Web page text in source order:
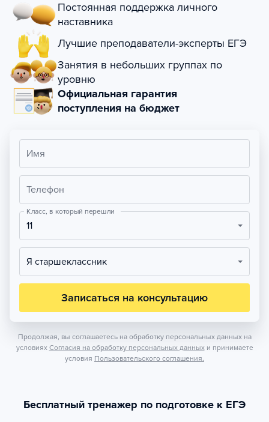
Постоянная поддержка личного
наставника
Лучшие преподаватели-эксперты ЕГЭ
Занятия в небольших группах по
уровню
Официальная гарантия
поступления на бюджет
Имя
Телефон
Класс, в который перешли
11
Я старшеклассник
Записаться на консультацию
Продолжая, вы соглашаетесь на обработку персональных данных на
условиях Согласия на обработку персональных данных и принимаете
условия Пользовательского соглашения.
Бесплатный тренажер по подготовке к ЕГЭ